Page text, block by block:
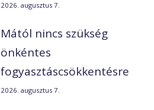
2026. augusztus 7.
Mától nincs szükség
önkéntes
fogyasztáscsökkentésre
2026. augusztus 7.